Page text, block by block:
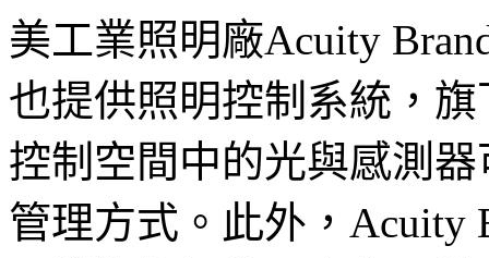
美工業照明廠Acuity
也提供照明控制系統，
控制空間中的光與感測
管理方式。此外，Acuity